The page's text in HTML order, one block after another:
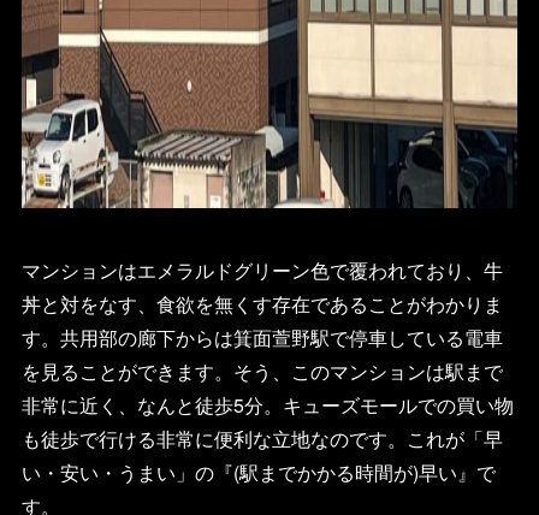
マンションはエメラルドグリーン色で覆われており、牛
丼と対をなす、食欲を無くす存在であることがわかりま
す。共用部の廊下からは箕面萱野駅で停車している電車
を見ることができます。そう、このマンションは駅まで
非常に近く、なんと徒歩5分。キューズモールでの買い物
も徒歩で行ける非常に便利な立地なのです。これが「早
い・安い・うまい」の『(駅までかかる時間が)早い』で
す。